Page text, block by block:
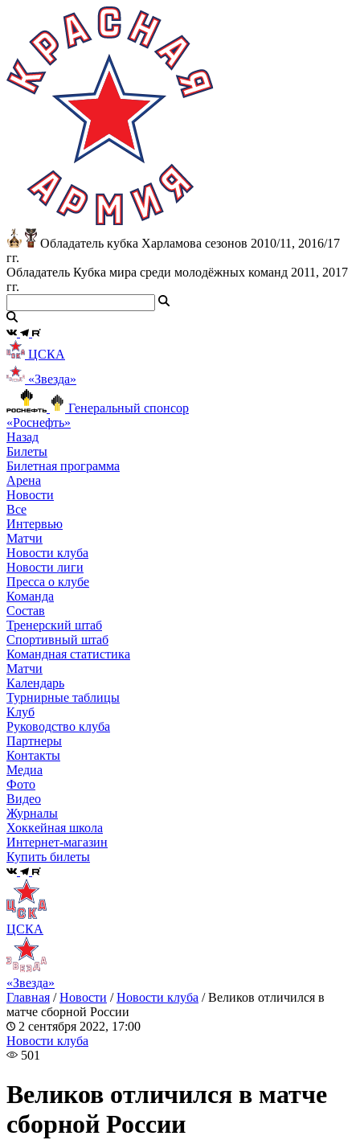
Обладатель кубка Харламова сезонов 2010/11, 2016/17
гг.
Обладатель Кубка мира среди молодёжных команд 2011, 2017
гг.
ЦСКА
«Звезда»
Генеральный спонсор
«Роснефть»
Назад
Билеты
Билетная программа
Арена
Новости
Все
Интервью
Матчи
Новости клуба
Новости лиги
Пресса о клубе
Команда
Состав
Тренерский штаб
Спортивный штаб
Командная статистика
Матчи
Календарь
Турнирные таблицы
Клуб
Руководство клуба
Партнеры
Контакты
Медиа
Фото
Видео
Журналы
Хоккейная школа
Интернет-магазин
Купить билеты
ЦСКА
«Звезда»
Главная /Новости /Новости клуба /Великов отличился в
матче сборной России
2 сентября 2022, 17:00
Новости клуба
501
Великов отличился в матче
сборной России